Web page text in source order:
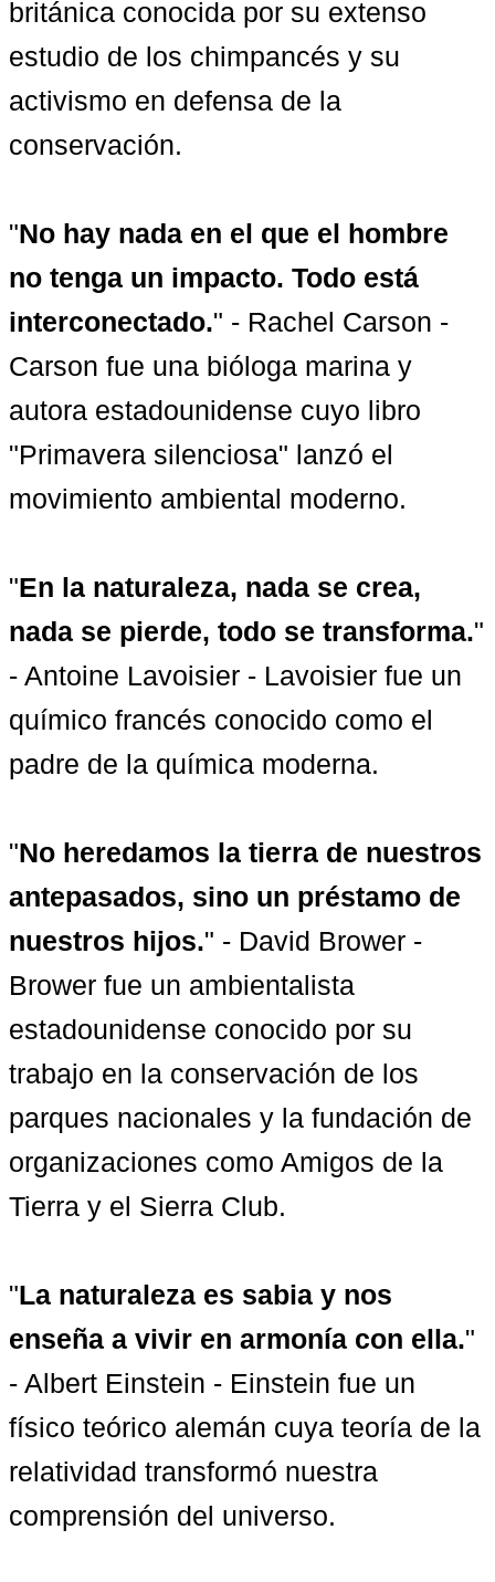
británica conocida por su extenso
estudio de los chimpancés y su
activismo en defensa de la
conservación.
"No hay nada en el que el hombre
no tenga un impacto. Todo está
interconectado." - Rachel Carson -
Carson fue una bióloga marina y
autora estadounidense cuyo libro
"Primavera silenciosa" lanzó el
movimiento ambiental moderno.
"En la naturaleza, nada se crea,
nada se pierde, todo se transforma."
- Antoine Lavoisier - Lavoisier fue un
químico francés conocido como el
padre de la química moderna.
"No heredamos la tierra de nuestros
antepasados, sino un préstamo de
nuestros hijos." - David Brower -
Brower fue un ambientalista
estadounidense conocido por su
trabajo en la conservación de los
parques nacionales y la fundación de
organizaciones como Amigos de la
Tierra y el Sierra Club.
"La naturaleza es sabia y nos
enseña a vivir en armonía con ella."
- Albert Einstein - Einstein fue un
físico teórico alemán cuya teoría de la
relatividad transformó nuestra
comprensión del universo.